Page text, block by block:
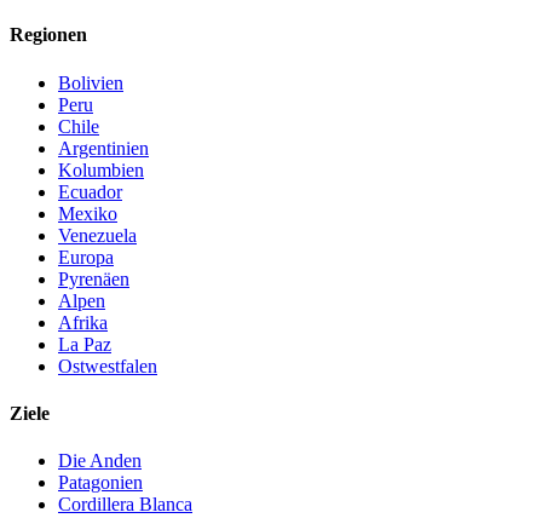
Regionen
Bolivien
Peru
Chile
Argentinien
Kolumbien
Ecuador
Mexiko
Venezuela
Europa
Pyrenäen
Alpen
Afrika
La Paz
Ostwestfalen
Ziele
Die Anden
Patagonien
Cordillera Blanca